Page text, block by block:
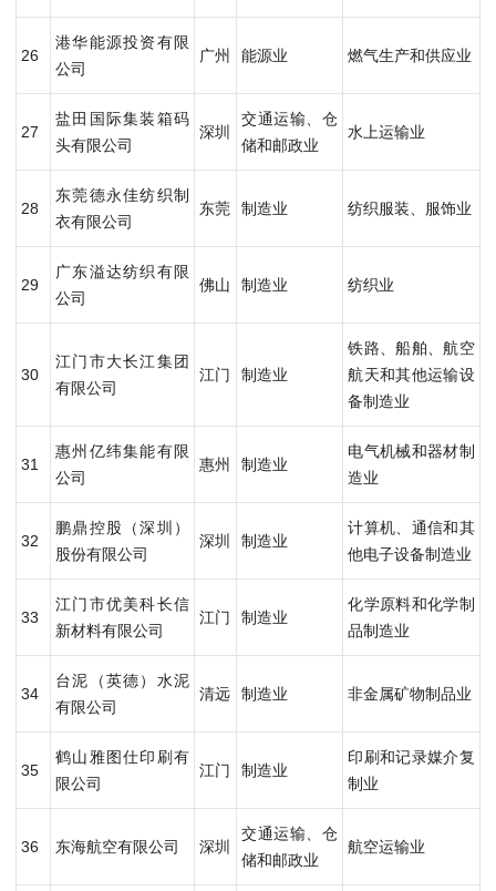
26
港华能源投资有限
公司
广州 能源业 燃气生产和供应业
27
盐田国际集装箱码
头有限公司
深圳
交通运输、仓
储和邮政业
水上运输业
28
东莞德永佳纺织制
衣有限公司
东莞 制造业 纺织服装、服饰业
29
广东溢达纺织有限
公司
佛山 制造业 纺织业
30
江门市大长江集团
有限公司
江门 制造业
铁路、船舶、航空
航天和其他运输设
备制造业
31
惠州亿纬集能有限
公司
惠州 制造业
电气机械和器材制
造业
32
鹏鼎控股（深圳）
股份有限公司
深圳 制造业
计算机、通信和其
他电子设备制造业
33
江门市优美科长信
新材料有限公司
江门 制造业
化学原料和化学制
品制造业
34
台泥（英德）水泥
有限公司
清远 制造业 非金属矿物制品业
35
鹤山雅图仕印刷有
限公司
江门 制造业
印刷和记录媒介复
制业
36 东海航空有限公司 深圳
交通运输、仓
储和邮政业
航空运输业